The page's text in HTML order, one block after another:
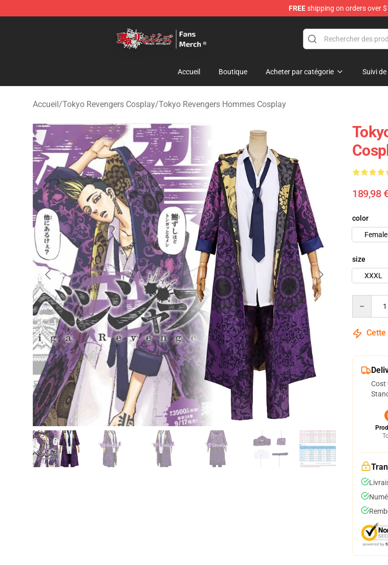
FREEshipping on orders over
Accueil Boutique Acheter par catégorie Suivi
Accueil/Tokyo Revengers Cosplay/Tokyo Revengers Hommes Cosplay
189,98 €
color
Female
size
XXXL
Cost